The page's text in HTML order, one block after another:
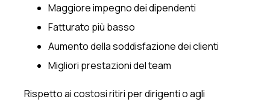
Maggiore impegno dei dipendenti
Fatturato più basso
Aumento della soddisfazione dei clienti
Migliori prestazioni del team
Rispetto ai costosi ritiri per dirigenti o agli